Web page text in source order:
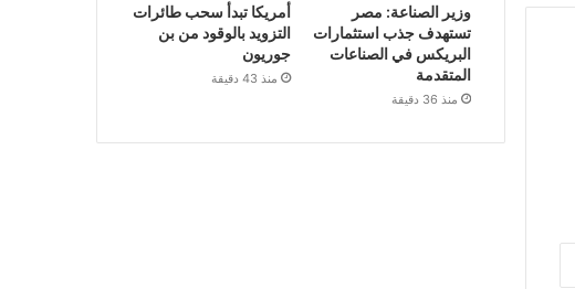
وزير الصناعة: مصر
تستهدف جذب استثمارات
البريكس في الصناعات
المتقدمة
منذ 36 دقيقة
أمريكا تبدأ سحب طائرات
التزويد بالوقود من بن
جوريون
منذ 43 دقيقة